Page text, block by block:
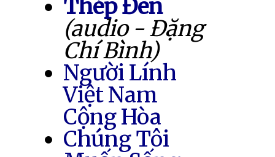
Thép Đen
(audio - Đặng
Chí Bình)
Người Lính
Việt Nam
Cộng Hòa
Chúng Tôi